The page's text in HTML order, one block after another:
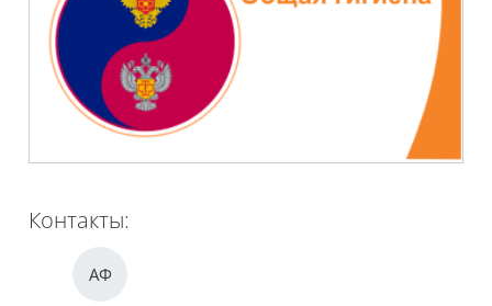
Контакты:
АФ